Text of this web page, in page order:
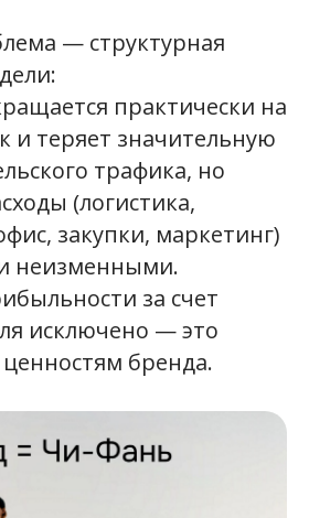
— структурная
практически на
и теряет значительную
трафика, но
(логистика,
закупки, маркетинг)
неизменными.
за счет
исключено — это
бренда.